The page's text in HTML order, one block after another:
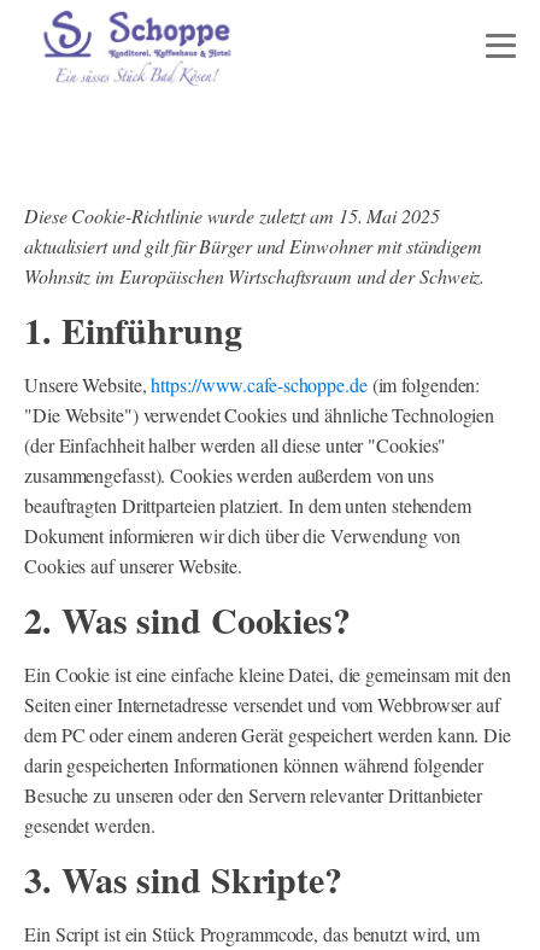
Diese Cookie-Richtlinie wurde zuletzt am 15. Mai 2025
aktualisiert und gilt für Bürger und Einwohner mit ständigem
Wohnsitz im Europäischen Wirtschaftsraum und der Schweiz.
1. Einführung
Unsere Website,https://www.cafe-schoppe.de(im folgenden:
"Die Website") verwendet Cookies und ähnliche Technologien
(der Einfachheit halber werden all diese unter "Cookies"
zusammengefasst). Cookies werden außerdem von uns
beauftragten Drittparteien platziert. In dem unten stehendem
Dokument informieren wir dich über die Verwendung von
Cookies auf unserer Website.
2. Was sind Cookies?
Ein Cookie ist eine einfache kleine Datei, die gemeinsam mit den
Seiten einer Internetadresse versendet und vom Webbrowser auf
dem PC oder einem anderen Gerät gespeichert werden kann. Die
darin gespeicherten Informationen können während folgender
Besuche zu unseren oder den Servern relevanter Drittanbieter
gesendet werden.
3. Was sind Skripte?
Ein Script ist ein Stück Programmcode, das benutzt wird, um